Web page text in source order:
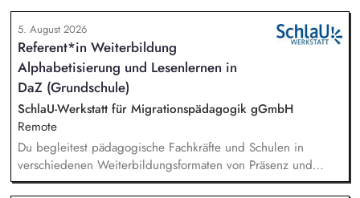
5. August 2026
Referent*in Weiterbildung
Alphabetisierung und Lesenlernen in
DaZ (Grundschule)
SchlaU-Werkstatt für Migrationspädagogik gGmbH
Remote
Du begleitest pädagogische Fachkräfte und Schulen in
verschiedenen Weiterbildungsformaten von Präsenz und
Online-Workshops bis hin zu pädogischen Tagen und erstellst